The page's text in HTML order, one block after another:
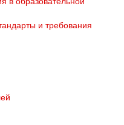
и требования